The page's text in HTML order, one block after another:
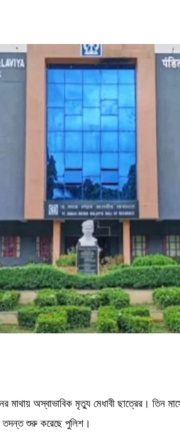
অস্বাভাবিক মৃত্যু মেধাবী ছাত্রের। তিন
তদন্ত শুরু করেছে পুলিশ।